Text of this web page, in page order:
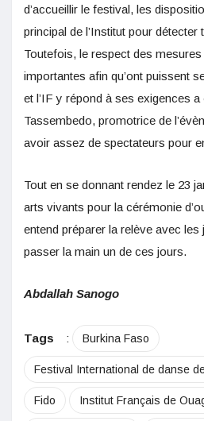
d’accueillir le festival, les
principal de l’Institut pour
Toutefois, le respect des mesures
importantes afin qu’ont puissent
et l’IF y répond à ses exigences
Tassembedo, promotrice de
avoir assez de spectateurs pour
Tout en se donnant rendez le 23
arts vivants pour la cérémonie
entend préparer la relève avec
passer la main un de ces jours.
Abdallah Sanogo
Tags : Burkina Faso
Festival International de danse
Fido Institut Français de